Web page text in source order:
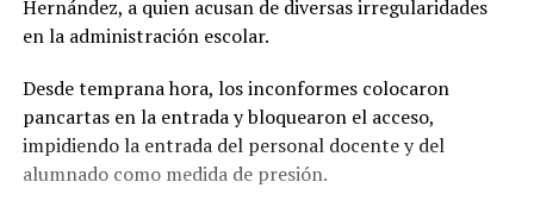
Hernández, a quien acusan de diversas irregularidades
en la administración escolar.
Desde temprana hora, los inconformes colocaron
pancartas en la entrada y bloquearon el acceso,
impidiendo la entrada del personal docente y del
alumnado como medida de presión.